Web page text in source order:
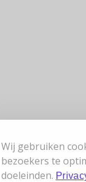
Wij gebruiken
bezoekers te
doeleinden.